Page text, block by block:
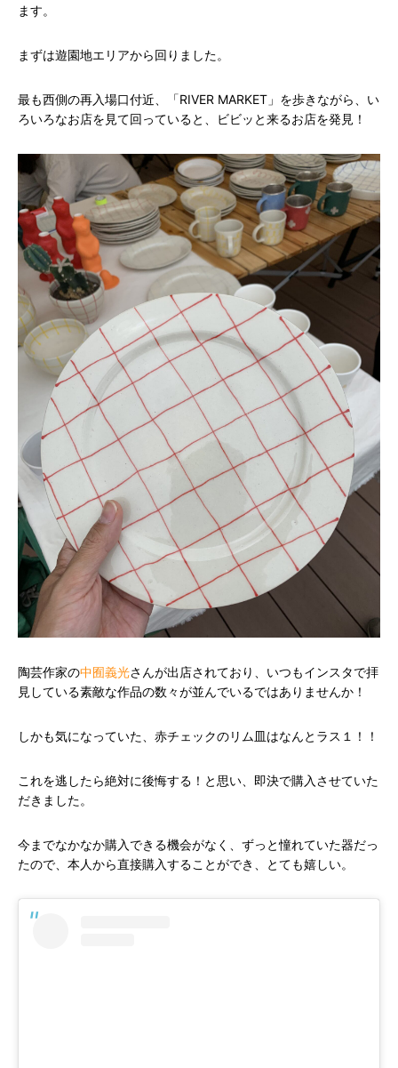
ます。
まずは遊園地エリアから回りました。
最も西側の再入場口付近、「RIVER MARKET」を歩きながら、い
ろいろなお店を見て回っていると、ビビッと来るお店を発見！
陶芸作家の中囿義光さんが出店されており、いつもインスタで拝
見している素敵な作品の数々が並んでいるではありませんか！
しかも気になっていた、赤チェックのリム皿はなんとラス１！！
これを逃したら絶対に後悔する！と思い、即決で購入させていた
だきました。
今までなかなか購入できる機会がなく、ずっと憧れていた器だっ
たので、本人から直接購入することができ、とても嬉しい。